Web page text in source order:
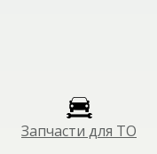
Запчасти для ТО